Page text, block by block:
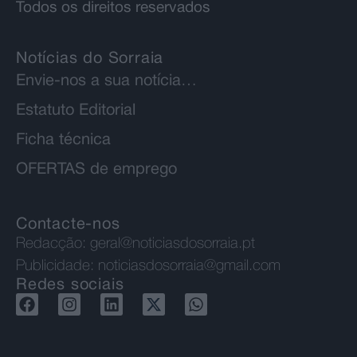
Todos os direitos reservados
Notícias do Sorraia
Envie-nos a sua notícia…
Estatuto Editorial
Ficha técnica
OFERTAS de emprego
Contacte-nos
Redacção: geral@noticiasdosorraia.pt
Publicidade: noticiasdosorraia@gmail.com
Redes sociais